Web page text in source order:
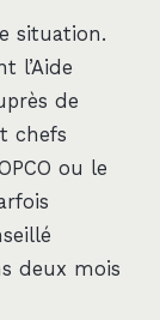
situation.
l’Aide
de
chefs
ou le
deux mois